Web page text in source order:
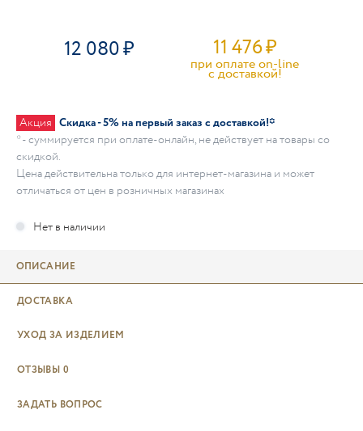
12 080 11 476₽
при оплате on-line
c доставкой!
Акция Скидка - 5% на первый заказ с доставкой!*
* - суммируется при оплате-онлайн, не действует на товары со
скидкой.
Цена действительна только для интернет-магазина и может
отличаться от цен в розничных магазинах
ОПИСАНИЕ
ДОСТАВКА
УХОД ЗА ИЗДЕЛИЕМ
ОТЗЫВЫ 0
ЗАДАТЬ ВОПРОС